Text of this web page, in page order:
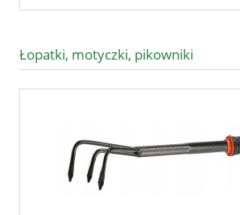
Łopatki, motyczki, pikowniki